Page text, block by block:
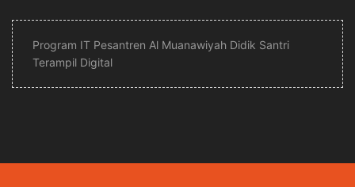
Program IT Pesantren Al Muanawiyah Didik Santri
Terampil Digital